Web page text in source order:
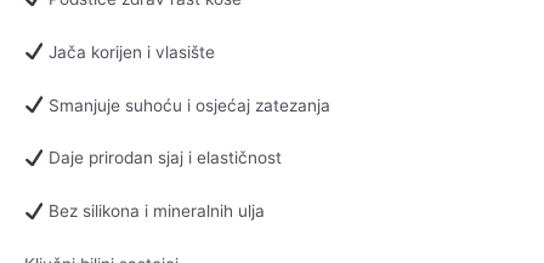
Jača korijen i vlasište
Smanjuje suhoću i osjećaj zatezanja
Daje prirodan sjaj i elastičnost
Bez silikona i mineralnih ulja